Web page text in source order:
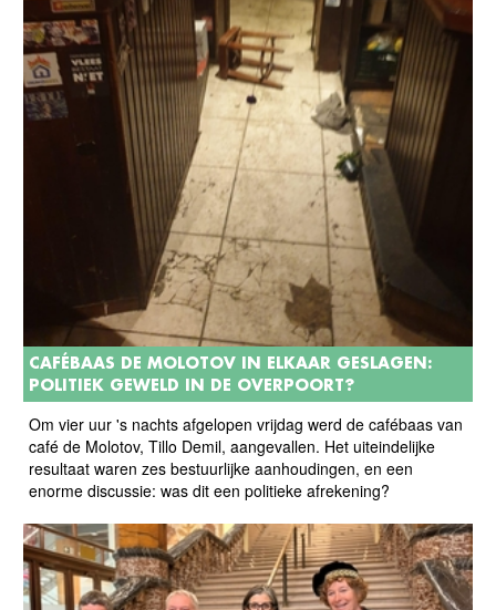
CAFÉBAAS DE MOLOTOV IN ELKAAR GESLAGEN:
POLITIEK GEWELD IN DE OVERPOORT?
Om vier uur 's nachts afgelopen vrijdag werd de cafébaas van
café de Molotov, Tillo Demil, aangevallen. Het uiteindelijke
resultaat waren zes bestuurlijke aanhoudingen, en een
enorme discussie: was dit een politieke afrekening?